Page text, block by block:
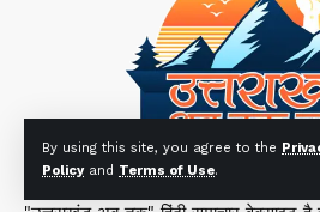
By using this site, you agree to the
Policyand Terms of Use.